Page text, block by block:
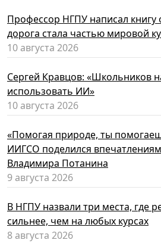
Профессор НГПУ написал книгу
дорога стала частью мировой
10 августа 2026
Сергей Кравцов: «Школьников
использовать ИИ»
10 августа 2026
«Помогая природе, ты
ИИГСО поделился
Владимира Потанина
9 августа 2026
В НГПУ назвали три места, где
сильнее, чем на любых курсах
8 августа 2026